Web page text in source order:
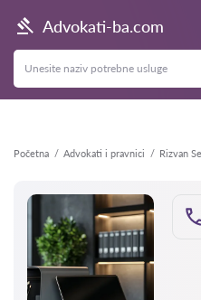
Advokati-ba.com
Početna Advokati i pravnici Rizvan
Nazad